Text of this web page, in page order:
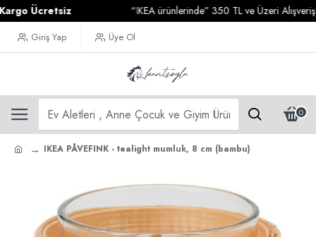
Ücretsiz “IKEA ürünlerinde” 350 TL ve Üzeri
Giriş Yap Üye Ol
0
IKEA PÅVEFINK - tealight mumluk, 8 cm (bambu)